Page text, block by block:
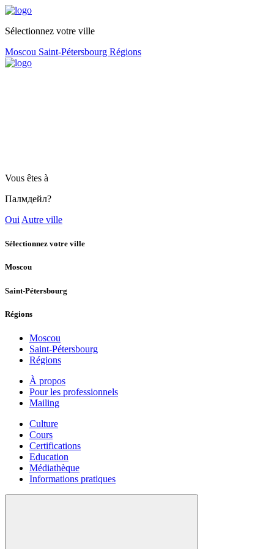
Sélectionnez votre ville
Moscou Saint-Pétersbourg Régions
Vous êtes à
Палмдейл?
Oui Autre ville
Sélectionnez votre ville
Moscou
Saint-Pétersbourg
Régions
Moscou
Saint-Pétersbourg
Régions
À propos
Pour les professionnels
Mailing
Culture
Cours
Certifications
Education
Médiathèque
Informations pratiques